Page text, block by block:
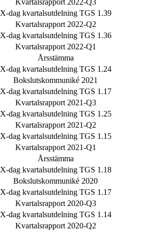
Kvartalsrapport 2022-Q3
X-dag kvartalsutdelning TGS 1.39
Kvartalsrapport 2022-Q2
X-dag kvartalsutdelning TGS 1.36
Kvartalsrapport 2022-Q1
Årsstämma
X-dag kvartalsutdelning TGS 1.24
Bokslutskommuniké 2021
X-dag kvartalsutdelning TGS 1.17
Kvartalsrapport 2021-Q3
X-dag kvartalsutdelning TGS 1.25
Kvartalsrapport 2021-Q2
X-dag kvartalsutdelning TGS 1.15
Kvartalsrapport 2021-Q1
Årsstämma
X-dag kvartalsutdelning TGS 1.18
Bokslutskommuniké 2020
X-dag kvartalsutdelning TGS 1.17
Kvartalsrapport 2020-Q3
X-dag kvartalsutdelning TGS 1.14
Kvartalsrapport 2020-Q2